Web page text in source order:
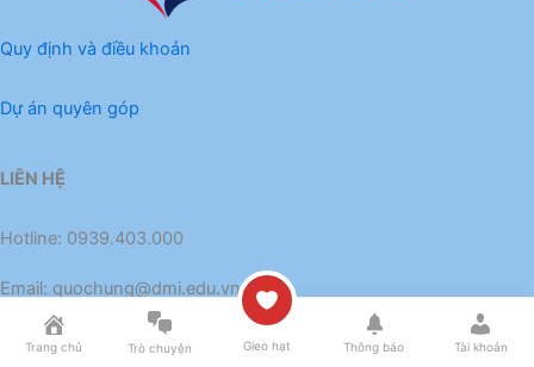
Quy định và điều khoản
Dự án quyên góp
LIÊN HỆ
Hotline: 0939.403.000
Email: quochung@dmi.edu.vn
Trang chủ Trò chuyện Gieo hạt Thông báo Tài khoản